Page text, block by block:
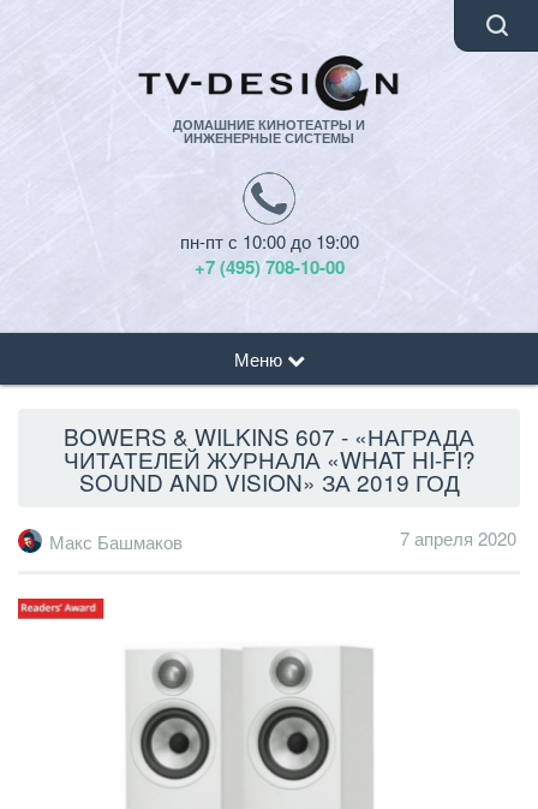
ДОМАШНИЕ КИНОТЕАТРЫ И
ИНЖЕНЕРНЫЕ СИСТЕМЫ
пн-пт с 10:00 до 19:00
+7 (495) 708-10-00
Меню
BOWERS & WILKINS 607 - «НАГРАДА
ЧИТАТЕЛЕЙ ЖУРНАЛА «WHAT HI-FI?
SOUND AND VISION» ЗА 2019 ГОД
Макс Башмаков 7 апреля 2020